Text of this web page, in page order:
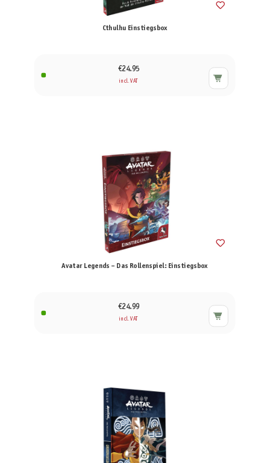
Cthulhu Einstiegsbox
€24.95
incl. VAT
Avatar Legends – Das Rollenspiel: Einstiegsbox
€24.99
incl. VAT